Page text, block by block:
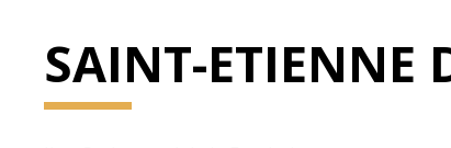
SAINT-ETIENNE